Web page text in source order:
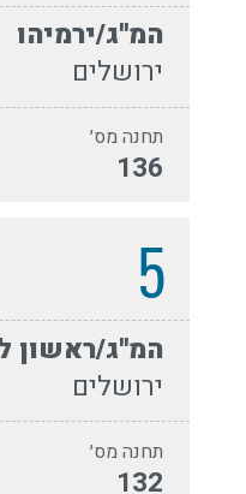
המ''ג/ירמיהו
ירושלים
תחנה מס׳
136
5
המ''ג/ראשון
ירושלים
תחנה מס׳
132